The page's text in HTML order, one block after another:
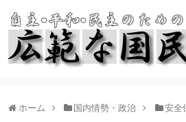
ホーム 国内情勢・政治 安全